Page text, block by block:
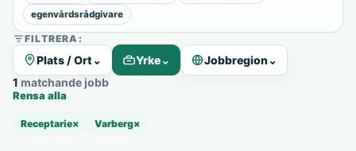
egenvårdsrådgivare
FILTRERA:
Plats / Ort ⌄ Yrke⌄ Jobbregion⌄
1 matchande jobb
Rensa alla
Receptarie× Varberg×